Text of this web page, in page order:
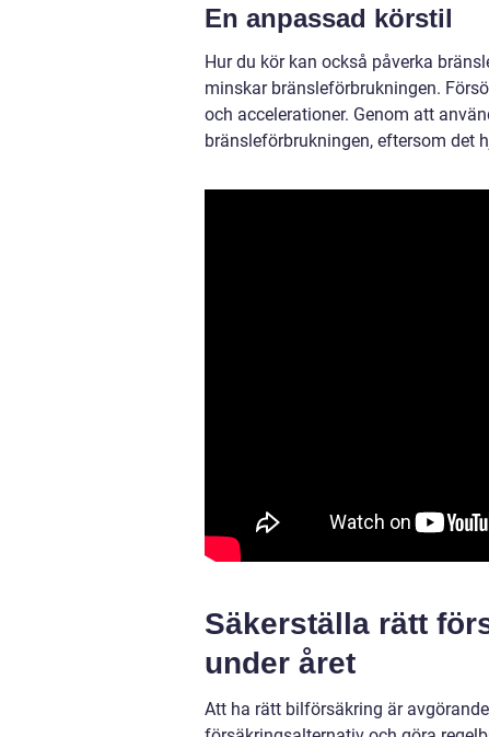
En anpassad körstil
Hur du kör kan också påverka
minskar bränsleförbrukningen.
och accelerationer. Genom att
bränsleförbrukningen, eftersom det
Säkerställa rätt
under året
Att ha rätt bilförsäkring är